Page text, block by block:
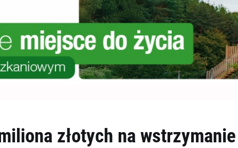
złotych na wstrzymanie